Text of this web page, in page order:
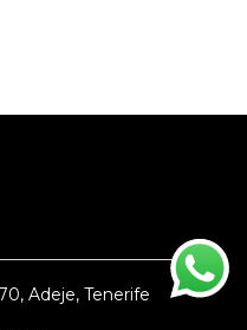
Adeje, Tenerife